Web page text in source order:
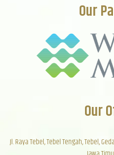
Our
Our
Jl. Raya Tebel, Tebel Tengah, Tebel,